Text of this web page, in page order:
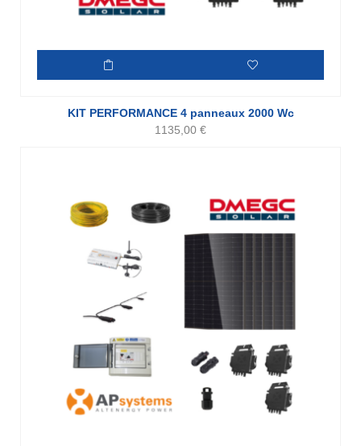
KIT PERFORMANCE 4 panneaux 2000 Wc
1135,00 €